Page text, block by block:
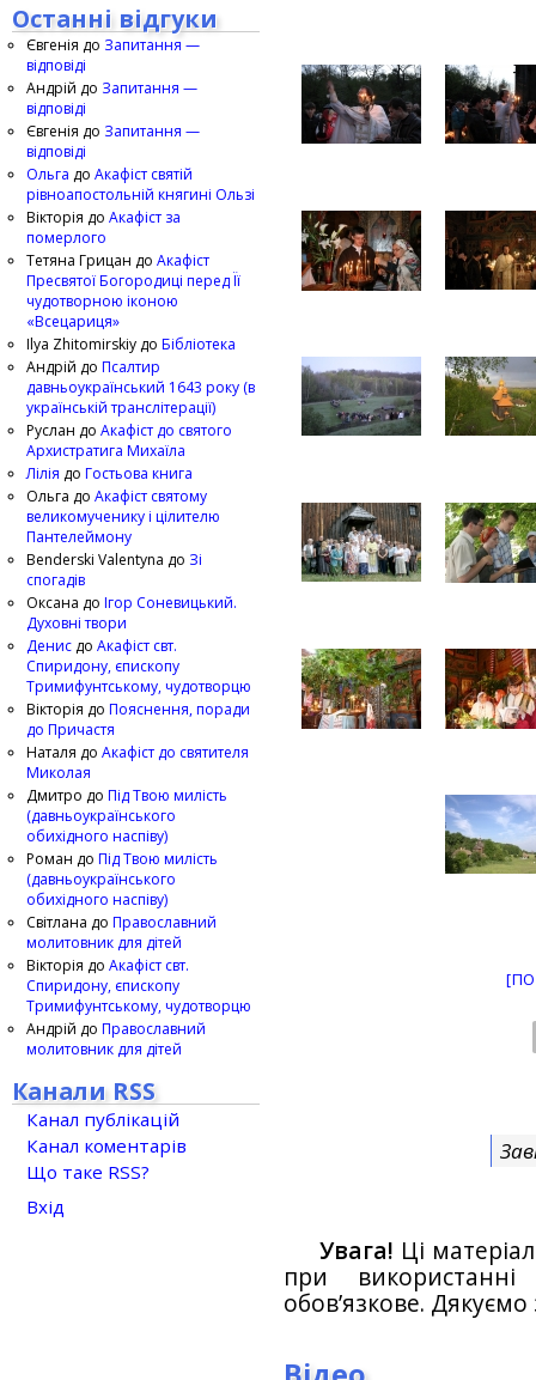
Увага! Ці
при
обов’язкове.
Останні відгуки
Євгенія до Запитання —
відповіді
Андрій до Запитання —
відповіді
Євгенія до Запитання —
відповіді
Ольга до Акафіст святій
рівноапостольній княгині Ользі
Вікторія до Акафіст за
померлого
Тетяна Грицан до Акафіст
Пресвятої Богородиці перед Її
чудотворною іконою
«Всецариця»
Ilya Zhitomirskiy до Бібліотека
Андрій до Псалтир
давньоукраїнський 1643 року (в
українській транслітерації)
Руслан до Акафіст до святого
Архистратига Михаїла
Лілія до Гостьова книга
Ольга до Акафіст святому
великомученику і цілителю
Пантелеймону
Benderski Valentyna до Зі
спогадів
Оксана до Ігор Соневицький.
Духовні твори
Денис до Акафіст свт.
Спиридону, єпископу
Тримифунтському, чудотворцю
Вікторія до Пояснення, поради
до Причастя
Наталя до Акафіст до святителя
Миколая
Дмитро до Під Твою милість
(давньоукраїнського
обихідного наспіву)
Роман до Під Твою милість
(давньоукраїнського
обихідного наспіву)
Світлана до Православний
молитовник для дітей
Вікторія до Акафіст свт.
Спиридону, єпископу
Тримифунтському, чудотворцю
Андрій до Православний
молитовник для дітей
Канали RSS
Канал публікацій
Канал коментарів
Що таке RSS?
Вхід